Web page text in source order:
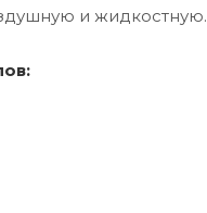
и жидкостную.